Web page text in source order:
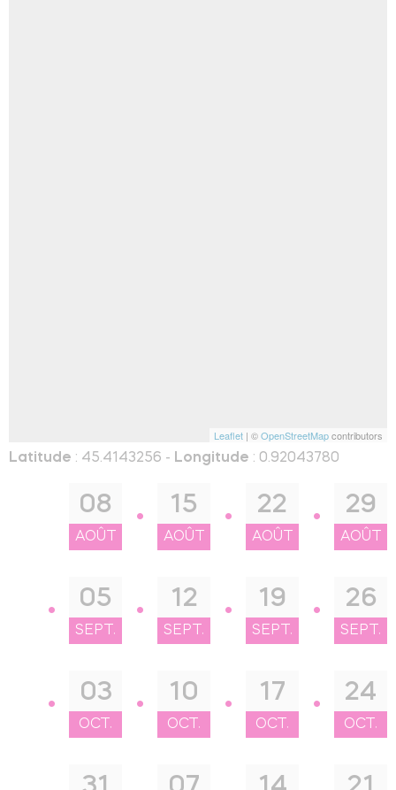
Leaflet | ©OpenStreetMapcontributors
Latitude : 45.4143256 - Longitude : 0.92043780
08
AOÛT
15
AOÛT
22
AOÛT
29
AOÛT
05
SEPT.
12
SEPT.
19
SEPT.
26
SEPT.
03
OCT.
10
OCT.
17
OCT.
24
OCT.